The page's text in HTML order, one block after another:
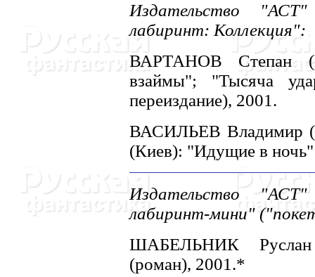
Издательство
лабиринт: Коллекция":
ВАРТАHОВ Степан
взаймы"; "Тысяча
переиздание), 2001.
ВАСИЛЬЕВ Владимир
(Киев): "Идущие в ночь"
Издательство
лабиринт-мини"
ШАБЕЛЬHИК
(роман), 2001.*